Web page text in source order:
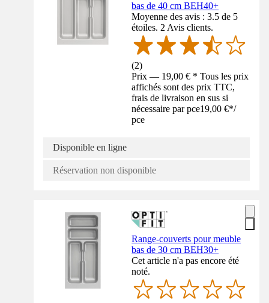
bas de 40 cm BEH40+
Moyenne des avis : 3.5 de 5
étoiles. 2 Avis clients.
(2)
Prix — 19,00 € * Tous les prix
affichés sont des prix TTC,
frais de livraison en sus si
nécessaire par pce19,00 €*/
pce
Disponible en ligne
Réservation non disponible
Range-couverts pour meuble
bas de 30 cm BEH30+
Cet article n'a pas encore été
noté.